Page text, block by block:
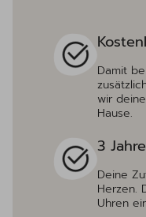
Damit
wir
Hause.
3
Deine
Herzen.
Uhren